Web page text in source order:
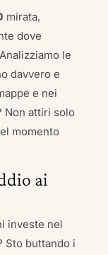
mirata,
dove
le
davvero e
e nei
Non attiri solo
momento
ai
investe nel
Sto buttando i